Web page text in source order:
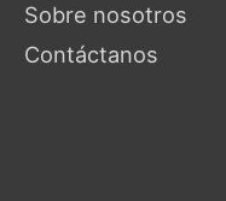
Sobre nosotros
Contáctanos